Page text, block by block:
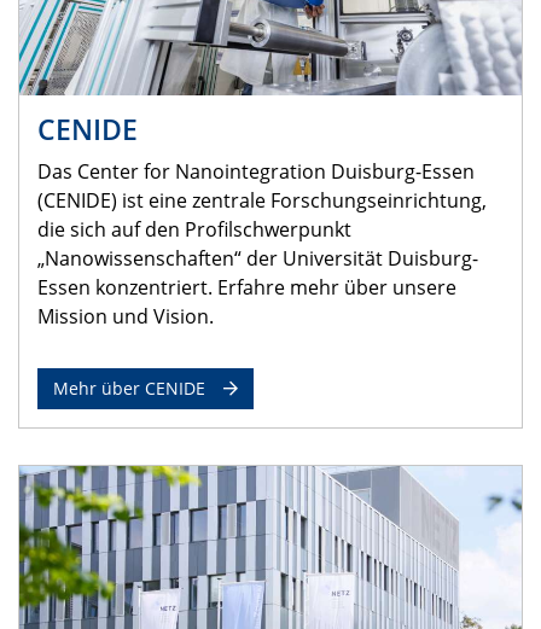
CENIDE
Das Center for Nanointegration Duisburg-Essen
(CENIDE) ist eine zentrale Forschungseinrichtung,
die sich auf den Profilschwerpunkt
„Nanowissenschaften“ der Universität Duisburg-
Essen konzentriert. Erfahre mehr über unsere
Mission und Vision.
Mehr über CENIDE